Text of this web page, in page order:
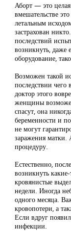
Аборт — это
вмешательстве
летальным
застрахован
последствий
возникнуть, даже
оборудование,
Возможен такой
последствии чего
доктор этого
женщины
спасут, она
беременности и
не могут
заражения матки.
процедуру.
Естественно,
возникнуть
кровянистые
недели. Иногда
одного месяца.
кровопотери, а
Если вдруг
инфекции.